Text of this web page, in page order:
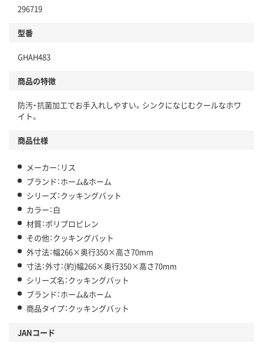
296719
型番
GHAH483
商品の特徴
防汚・抗菌加工でお手入れしやすい。シンクになじむクールなホワ
イト。
商品仕様
メーカー：リス
ブランド：ホーム&ホーム
シリーズ：クッキングバット
カラー：白
材質：ポリプロピレン
その他：クッキングバット
外寸法：幅266×奥行350×高さ70mm
寸法：外寸：(約)幅266×奥行350×高さ70mm
シリーズ名：クッキングバット
ブランド：ホーム&ホーム
商品タイプ：クッキングバット
JANコード